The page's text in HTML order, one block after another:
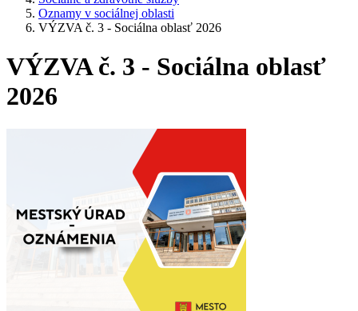
Oznamy v sociálnej oblasti
VÝZVA č. 3 - Sociálna oblasť 2026
VÝZVA č. 3 - Sociálna oblasť
2026